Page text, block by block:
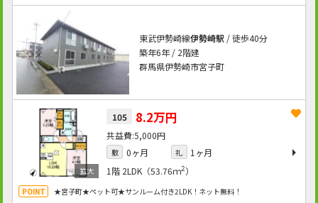
東武伊勢崎線伊勢崎駅/ 徒歩40分
築年6年 / 2階建
群馬県伊勢崎市宮子町
105 8.2万円
5,000円
敷 0ヶ月 礼
1ヶ月
1階 2LDK（53.76ｍ2）
★宮子町★ペット可★サンルーム付き2LDK！ネット無料！